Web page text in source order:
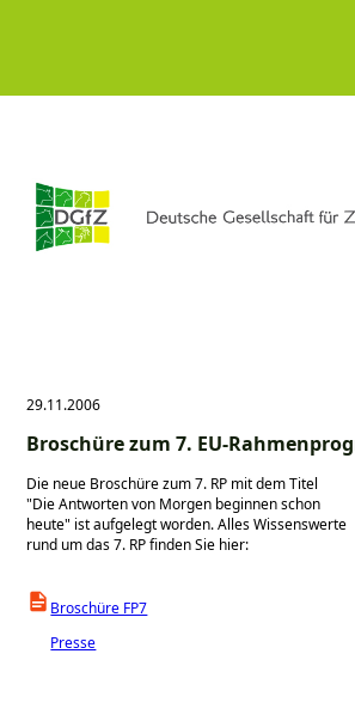
29.11.2006
Broschüre zum 7. EU-
Die neue Broschüre zum 7. RP mit dem Titel
"Die Antworten von Morgen beginnen schon
heute" ist aufgelegt worden. Alles Wissenswerte
rund um das 7. RP finden Sie hier:
Broschüre FP7
Presse